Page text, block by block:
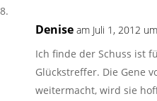
Denise am Juli 1, 2012
Ich finde der Schuss ist
Glückstreffer. Die Gene
weitermacht, wird sie